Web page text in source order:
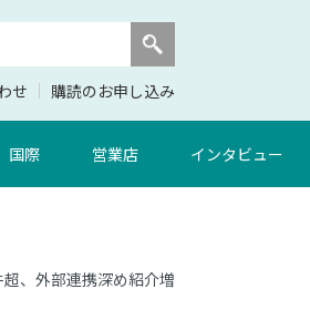
せ 購読のお申し込み
国際 営業店 インタビュー
、外部連携深め紹介増